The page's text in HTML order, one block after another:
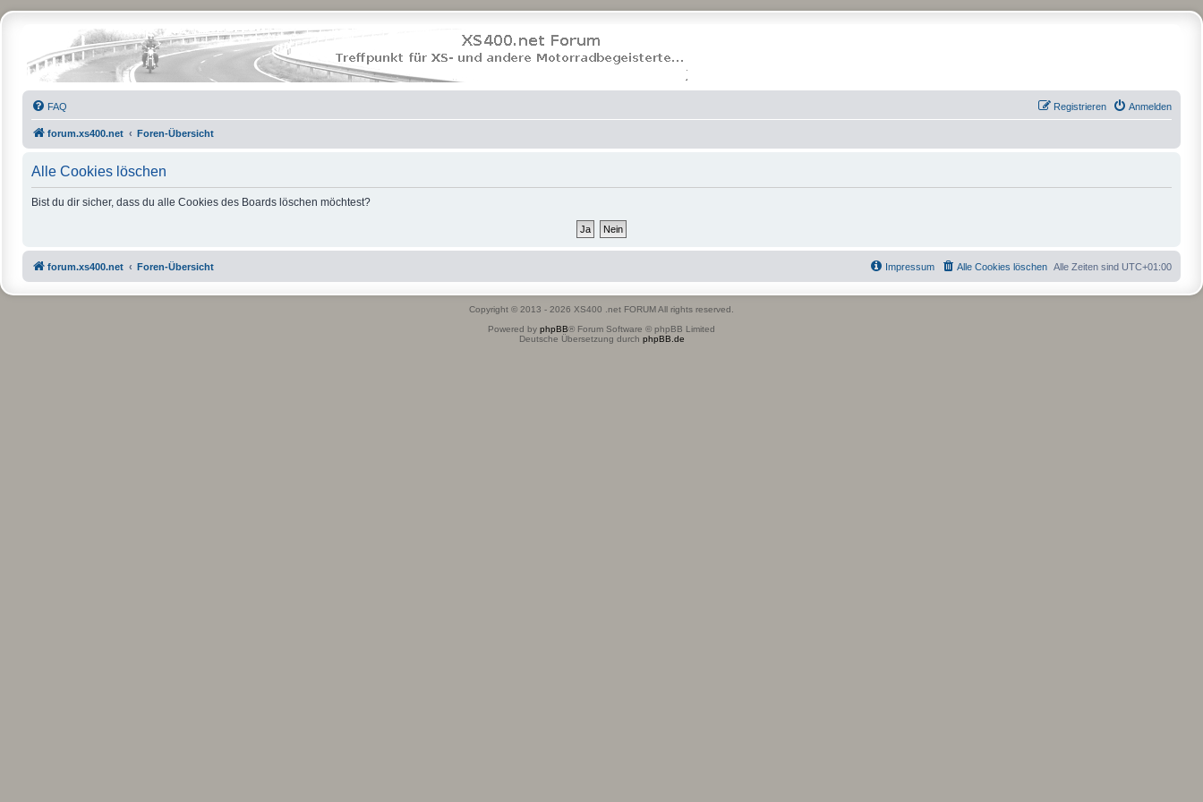
FAQ Anmelden
Registrieren
forum.xs400.net Foren-Übersicht
Alle Cookies löschen
Bist du dir sicher, dass du alle Cookies des Boards löschen möchtest?
forum.xs400.net Foren-Übersicht Alle Zeiten sind UTC+01:00
Alle Cookies löschen
Impressum
Copyright © 2013 - 2026 XS400 .net FORUM All rights reserved.
Powered by phpBB® Forum Software © phpBB Limited
Deutsche Übersetzung durch phpBB.de